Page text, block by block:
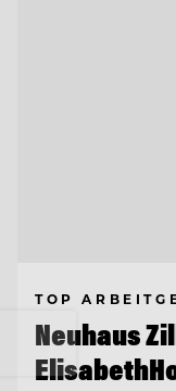
TOP
Neuhaus